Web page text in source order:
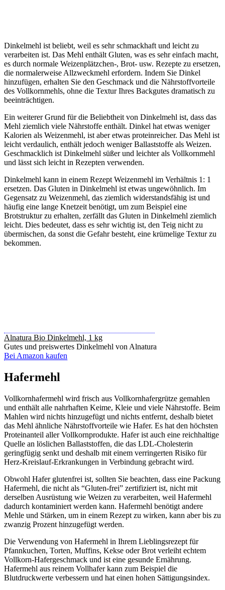
Dinkelmehl ist beliebt, weil es sehr schmackhaft und leicht zu
verarbeiten ist. Das Mehl enthält Gluten, was es sehr einfach macht,
es durch normale Weizenplätzchen-, Brot- usw. Rezepte zu ersetzen,
die normalerweise Allzweckmehl erfordern. Indem Sie Dinkel
hinzufügen, erhalten Sie den Geschmack und die Nährstoffvorteile
des Vollkornmehls, ohne die Textur Ihres Backgutes dramatisch zu
beeinträchtigen.
Ein weiterer Grund für die Beliebtheit von Dinkelmehl ist, dass das
Mehl ziemlich viele Nährstoffe enthält. Dinkel hat etwas weniger
Kalorien als Weizenmehl, ist aber etwas proteinreicher. Das Mehl ist
leicht verdaulich, enthält jedoch weniger Ballaststoffe als Weizen.
Geschmacklich ist Dinkelmehl süßer und leichter als Vollkornmehl
und lässt sich leicht in Rezepten verwenden.
Dinkelmehl kann in einem Rezept Weizenmehl im Verhältnis 1: 1
ersetzen. Das Gluten in Dinkelmehl ist etwas ungewöhnlich. Im
Gegensatz zu Weizenmehl, das ziemlich widerstandsfähig ist und
häufig eine lange Knetzeit benötigt, um zum Beispiel eine
Brotstruktur zu erhalten, zerfällt das Gluten in Dinkelmehl ziemlich
leicht. Dies bedeutet, dass es sehr wichtig ist, den Teig nicht zu
übermischen, da sonst die Gefahr besteht, eine krümelige Textur zu
bekommen.
Alnatura Bio Dinkelmehl, 1 kg
Gutes und preiswertes Dinkelmehl von Alnatura
Bei Amazon kaufen
Hafermehl
Vollkornhafermehl wird frisch aus Vollkornhafergrütze gemahlen
und enthält alle nahrhaften Keime, Kleie und viele Nährstoffe. Beim
Mahlen wird nichts hinzugefügt und nichts entfernt, deshalb bietet
das Mehl ähnliche Nährstoffvorteile wie Hafer. Es hat den höchsten
Proteinanteil aller Vollkornprodukte. Hafer ist auch eine reichhaltige
Quelle an löslichen Ballaststoffen, die das LDL-Cholesterin
geringfügig senkt und deshalb mit einem verringerten Risiko für
Herz-Kreislauf-Erkrankungen in Verbindung gebracht wird.
Obwohl Hafer glutenfrei ist, sollten Sie beachten, dass eine Packung
Hafermehl, die nicht als “Gluten-frei” zertifiziert ist, nicht mit
derselben Ausrüstung wie Weizen zu verarbeiten, weil Hafermehl
dadurch kontaminiert werden kann. Hafermehl benötigt andere
Mehle und Stärken, um in einem Rezept zu wirken, kann aber bis zu
zwanzig Prozent hinzugefügt werden.
Die Verwendung von Hafermehl in Ihrem Lieblingsrezept für
Pfannkuchen, Torten, Muffins, Kekse oder Brot verleiht echtem
Vollkorn-Hafergeschmack und ist eine gesunde Ernährung.
Hafermehl aus reinem Vollhafer kann zum Beispiel die
Blutdruckwerte verbessern und hat einen hohen Sättigungsindex.